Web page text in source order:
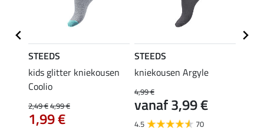
STEEDS
kids glitter kniekousen
Coolio
2,49 €4,99 €
1,99 €
STEEDS
kniekousen Argyle
4,99 €
vanaf 3,99 €
4.5 70